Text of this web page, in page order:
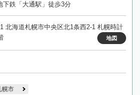
下鉄「大通駅」徒歩3分
北海道札幌市中央区北1条西2-1 札幌時計
地図
幌市